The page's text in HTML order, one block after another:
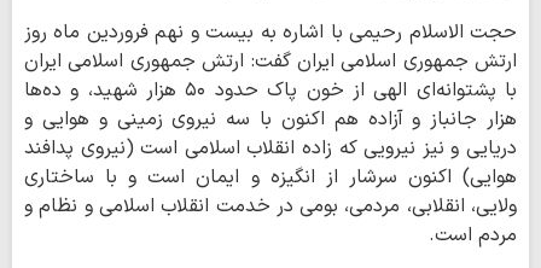
حجت الاسلام رحیمی با اشاره به بیست و نهم فروردین ماه روز
ارتش جمهوری اسلامی ایران گفت: ارتش جمهوری اسلامی ایران
با پشتوانه‌ای الهی از خون پاک حدود ۵۰ هزار شهید، و ده‌ها
هزار جانباز و آزاده هم اکنون با سه نیروی زمینی و هوایی و
دریایی و نیز نیرویی که زاده انقلاب اسلامی است (نیروی پدافند
هوایی) اکنون سرشار از انگیزه و ایمان است و با ساختاری
ولایی، انقلابی، مردمی، بومی در خدمت انقلاب اسلامی و نظام و
مردم است.